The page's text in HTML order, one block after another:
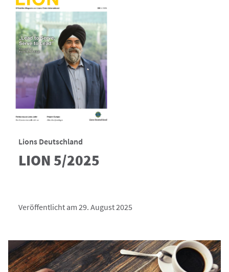
Lions Deutschland
LION 5/2025
Veröffentlicht am 29. August 2025